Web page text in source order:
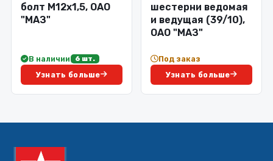
болт М12х1,5, ОАО
"МАЗ"
В наличии 6 шт.
Узнать больше
шестерни ведомая
и ведущая (39/10),
ОАО "МАЗ"
Под заказ
Узнать больше